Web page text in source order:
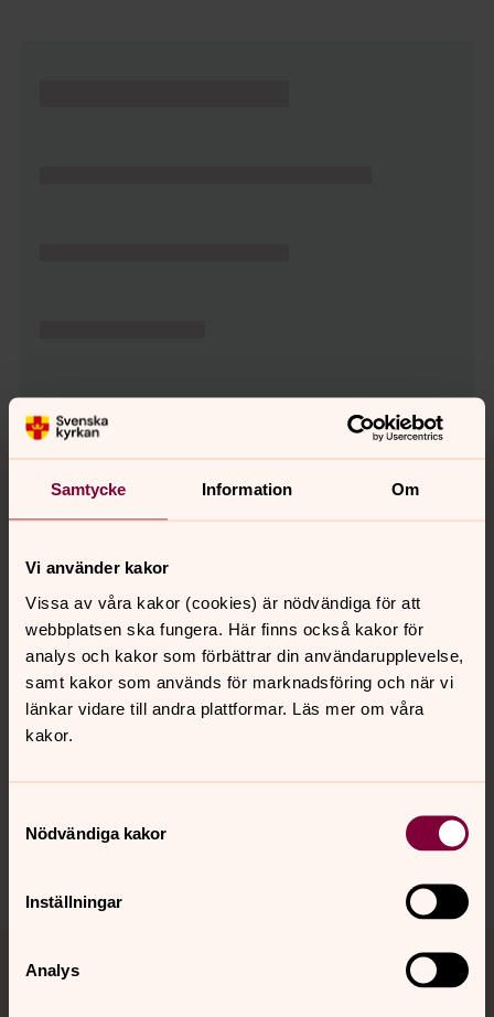
Samtycke Information Om
Vi använder kakor
Vissa av våra kakor (cookies) är nödvändiga för att
webbplatsen ska fungera. Här finns också kakor för
analys och kakor som förbättrar din användarupplevelse,
samt kakor som används för marknadsföring och när vi
länkar vidare till andra plattformar. Läs mer om våra
kakor.
Nödvändiga kakor
Inställningar
Analys
Tillbaka till toppen
Tillbaka till innehållet
Kontakt
Kalender
Hitta snabbt
Jourhavande präst